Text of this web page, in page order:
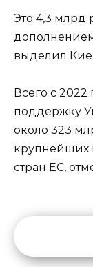
Это 4,3 млрд
выделил
Всего с
поддержку
около 323
крупнейших
стран ЕС,